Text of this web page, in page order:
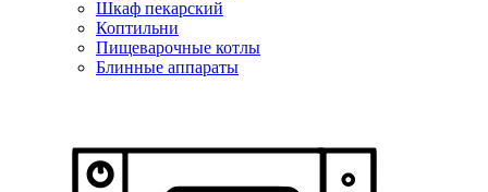
Шкаф пекарский
Коптильни
Пищеварочные котлы
Блинные аппараты